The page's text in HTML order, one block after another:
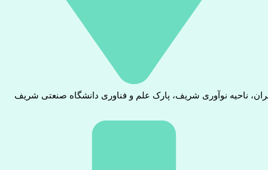
ناحیه نوآوری شریف، پارک علم و فناوری دانشگاه صنعتی شریف